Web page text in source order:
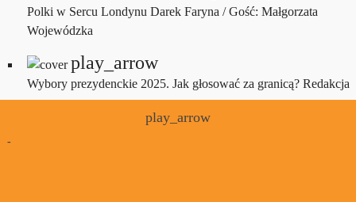
Polki w Sercu Londynu Darek Faryna / Gość: Małgorzata
Wojewódzka
play_arrow
Wybory prezydenckie 2025. Jak głosować za granicą? Redakcja
play_arrow
-